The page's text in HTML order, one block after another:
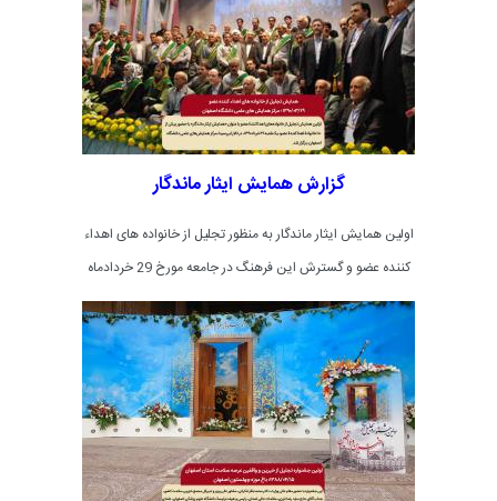
گزارش همایش ایثار ماندگار
اولین همایش ایثار ماندگار به منظور تجلیل از خانواده های اهداء
کننده عضو و گسترش این فرهنگ در جامعه مورخ 29 خردادماه
سال 1390 در تالار ابن سینا دانشگاه علوم پزشکی اصفهان برگزار
گردید.